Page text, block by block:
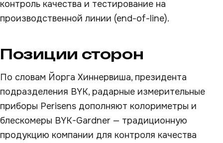
контроль качества и тестирование на
производственной линии (end-of-line).
Позиции сторон
По словам Йорга Хиннервиша, президента
подразделения BYK, радарные измерительные
приборы Perisens дополняют колориметры и
блескомеры BYK-Gardner — традиционную
продукцию компании для контроля качества